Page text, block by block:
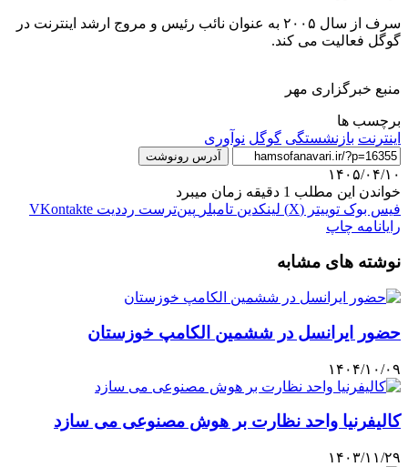
سرف از سال ۲۰۰۵ به عنوان نائب رئیس و مروج ارشد اینترنت در
گوگل فعالیت می کند.
منبع خبرگزاری مهر
برچسب ها
اینترنت بازنشستگی گوگل نوآوری
آدرس رونوشت
۱۴۰۵/۰۴/۱۰
خواندن این مطلب 1 دقیقه زمان میبرد
فیس بوک توییتر (X) لینکدین ‫تامبلر ‫پین‌ترست ‫رددیت ‫VKontakte
رایانامه چاپ
نوشته های مشابه
حضور ایرانسل در ششمین الکامپ خوزستان
۱۴۰۴/۱۰/۰۹
کالیفرنیا واحد نظارت بر هوش مصنوعی می سازد
۱۴۰۳/۱۱/۲۹